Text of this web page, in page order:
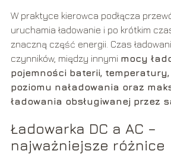
W praktyce kierowca podłącza
uruchamia ładowanie i po krótkim
znaczną część energii. Czas
czynników, między innymi mocy
pojemności baterii,
poziomu naładowania oraz
ładowania obsługiwanej przez
Ładowarka DC a AC –
najważniejsze różnice